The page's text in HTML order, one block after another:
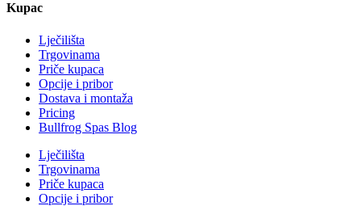
Kupac
Lječilišta
Trgovinama
Priče kupaca
Opcije i pribor
Dostava i montaža
Pricing
Bullfrog Spas Blog
Lječilišta
Trgovinama
Priče kupaca
Opcije i pribor